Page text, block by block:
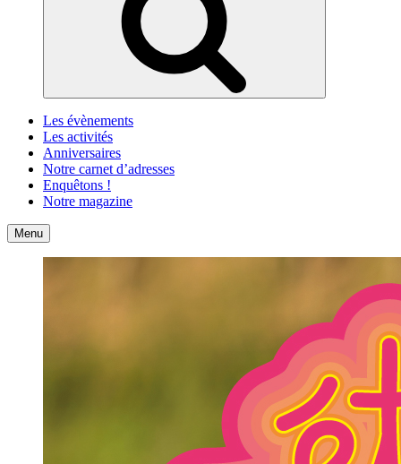
Les évènements
Les activités
Anniversaires
Notre carnet d’adresses
Enquêtons !
Notre magazine
Accueil
Menu Contact